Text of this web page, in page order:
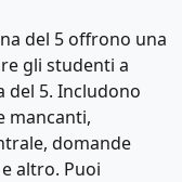
del 5 offrono una
gli studenti a
del 5. Includono
mancanti,
domande
altro. Puoi